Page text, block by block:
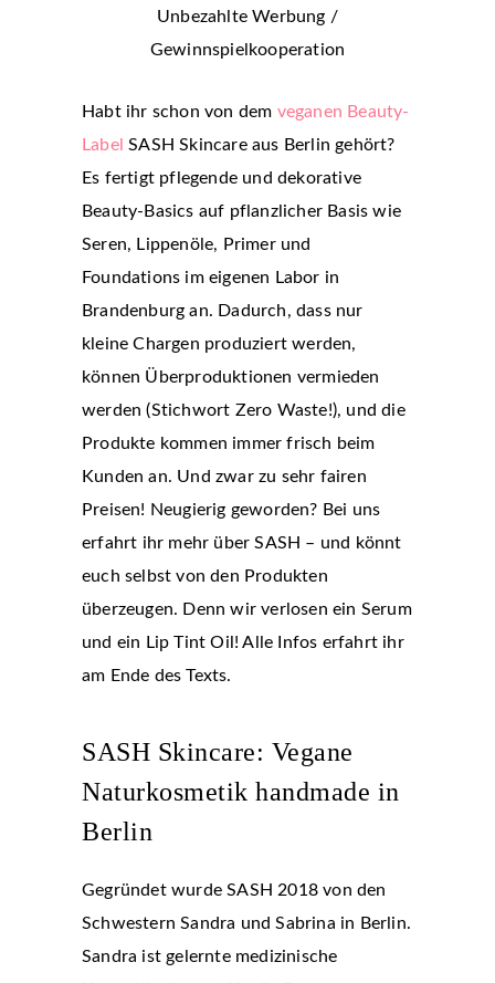
Unbezahlte Werbung /
Gewinnspielkooperation
Habt ihr schon von dem veganen Beauty-
Label SASH Skincare aus Berlin gehört?
Es fertigt pflegende und dekorative
Beauty-Basics auf pflanzlicher Basis wie
Seren, Lippenöle, Primer und
Foundations im eigenen Labor in
Brandenburg an. Dadurch, dass nur
kleine Chargen produziert werden,
können Überproduktionen vermieden
werden (Stichwort Zero Waste!), und die
Produkte kommen immer frisch beim
Kunden an. Und zwar zu sehr fairen
Preisen! Neugierig geworden? Bei uns
erfahrt ihr mehr über SASH – und könnt
euch selbst von den Produkten
überzeugen. Denn wir verlosen ein Serum
und ein Lip Tint Oil! Alle Infos erfahrt ihr
am Ende des Texts.
SASH Skincare: Vegane
Naturkosmetik handmade in
Berlin
Gegründet wurde SASH 2018 von den
Schwestern Sandra und Sabrina in Berlin.
Sandra ist gelernte medizinische